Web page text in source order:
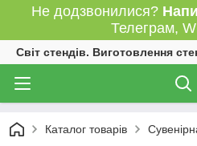
Не додзвонилися?
Телеграм,
Світ стендів. Виготовлення
Каталог товарів